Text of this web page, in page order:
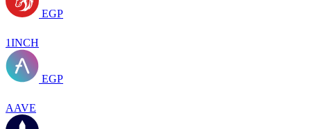
EGP
1INCH
EGP
AAVE